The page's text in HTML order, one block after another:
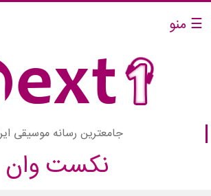
☰ منو
جامعترین رسانه موسیقی
نکست وان